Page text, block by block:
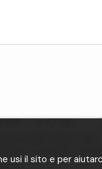
usi il sito e per